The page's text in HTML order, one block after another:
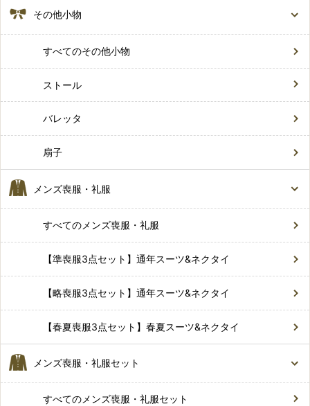
その他小物
すべてのその他小物
ストール
バレッタ
扇子
メンズ喪服・礼服
すべてのメンズ喪服・礼服
【準喪服3点セット】通年スーツ&ネクタイ
【略喪服3点セット】通年スーツ&ネクタイ
【春夏喪服3点セット】春夏スーツ&ネクタイ
メンズ喪服・礼服セット
すべてのメンズ喪服・礼服セット